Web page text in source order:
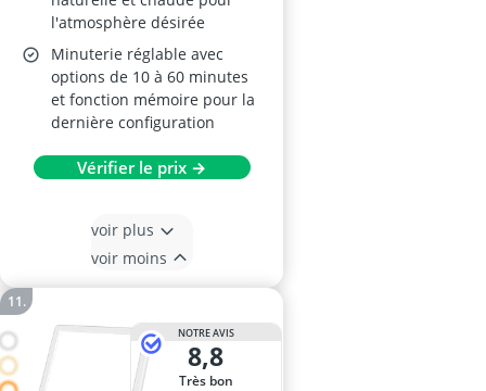
l'atmosphère désirée
Minuterie réglable avec
options de 10 à 60 minutes
et fonction mémoire pour la
dernière configuration
Vérifier le prix →
voir plus
voir moins
NOTRE AVIS
8,8
Très bon